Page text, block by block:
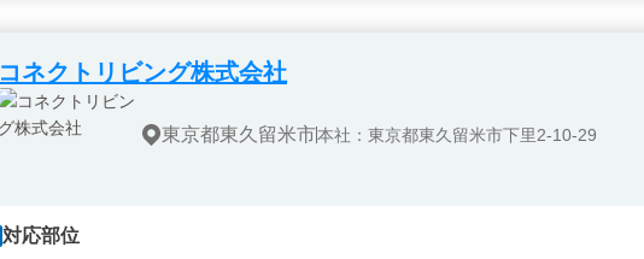
コネクトリビング株式会社
東京都東久留米市本社：東京都東久留米市下里2-10-29
対応部位